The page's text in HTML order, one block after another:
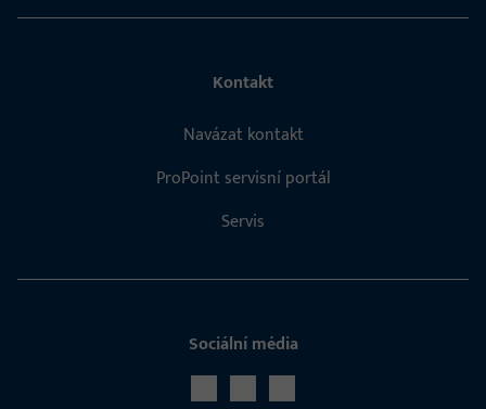
Kontakt
Navázat kontakt
ProPoint servisní portál
Servis
Sociální média